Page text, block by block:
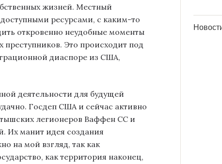
жизней. Местный
ресурсами, с каким-то
откровенно неудобные моменты
Это происходит под
диаспоре из США,
деятельности для будущей
Госдеп США и сейчас активно
легионеров Ваффен СС и
Их манит идея создания
на мой взгляд, так как
как территория наконец,